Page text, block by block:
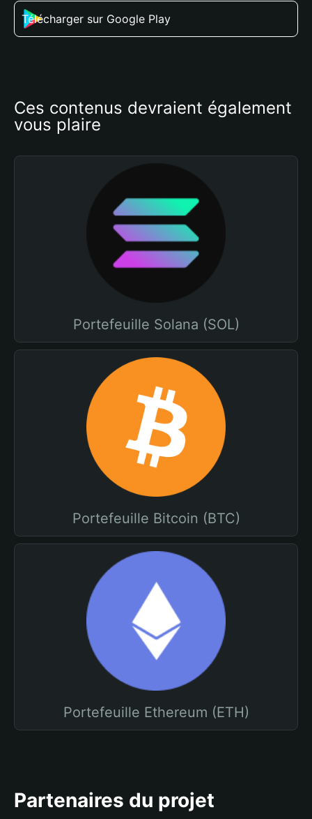
Télécharger sur Google Play
Ces contenus devraient également
vous plaire
Portefeuille Solana (SOL)
Portefeuille Bitcoin (BTC)
Portefeuille Ethereum (ETH)
Partenaires du projet